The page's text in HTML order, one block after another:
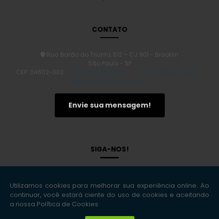
Laudo Técnico de Avaliação de Imóvel e Suas Importâncias
Laudo Bombeiro CLCB: O Que Você Precisa Saber para Garantir a
Segurança
Desafios em Oportunidades
Transforme seu Ambiente: Descubra o Poder do Projeto Segurança
CONTATO
Envie sua mensagem!
SIGA-NOS!